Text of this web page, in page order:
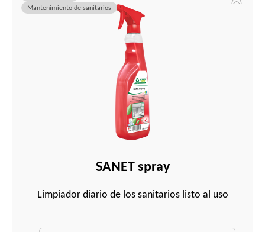
SANET spray
Limpiador diario de los sanitarios listo al uso
Mantenimiento de sanitarios